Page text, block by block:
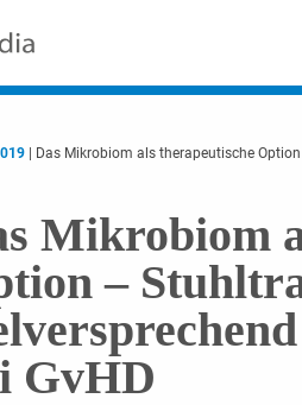
| Das Mikrobiom als therapeutische
Mikrobiom
–
GvHD